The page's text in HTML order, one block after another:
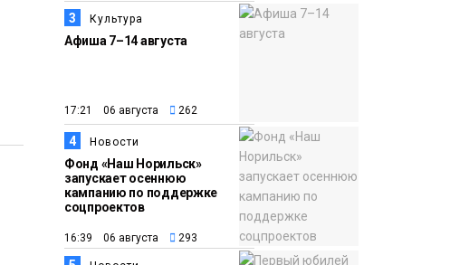
13:10
В Норильске лыжную
базу «Оль-Гуль»
12:25
Медиакомпании
Барнаул обошёл
Красноярск в
списке городов,
откуда приехали
норильчане
3 Культура
Афиша 7–14 августа
17:21 06 августа 262
4 Новости
Фонд «Наш Норильск»
запускает осеннюю
кампанию по поддержке
соцпроектов
16:39 06 августа 293